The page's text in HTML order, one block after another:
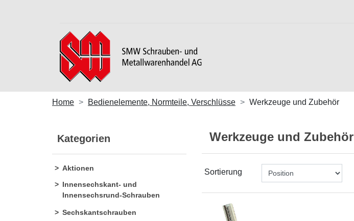
Home Bedienelemente, Normteile, Verschlüsse Werkzeuge und Zubehör
Kategorien
Aktionen
Innensechskant- und
Innensechsrund-Schrauben
Sechskantschrauben
Werkzeuge und Zubehör
Sortierung